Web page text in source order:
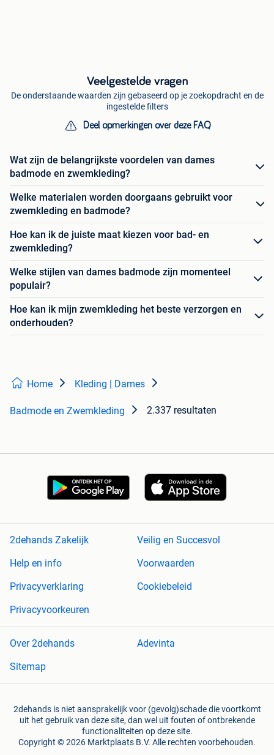
Veelgestelde vragen
De onderstaande waarden zijn gebaseerd op je zoekopdracht en de
ingestelde filters
Deel opmerkingen over deze FAQ
Wat zijn de belangrijkste voordelen van dames
badmode en zwemkleding?
Welke materialen worden doorgaans gebruikt voor
zwemkleding en badmode?
Hoe kan ik de juiste maat kiezen voor bad- en
zwemkleding?
Welke stijlen van dames badmode zijn momenteel
populair?
Hoe kan ik mijn zwemkleding het beste verzorgen en
onderhouden?
Home Kleding | Dames
Badmode en Zwemkleding 2.337 resultaten
2dehands Zakelijk
Veilig en Succesvol
Help en info
Voorwaarden
Privacyverklaring
Cookiebeleid
Privacyvoorkeuren
Over 2dehands
Adevinta
Sitemap
2dehands is niet aansprakelijk voor (gevolg)schade die voortkomt
uit het gebruik van deze site, dan wel uit fouten of ontbrekende
functionaliteiten op deze site.
Copyright © 2026 Marktplaats B.V. Alle rechten voorbehouden.